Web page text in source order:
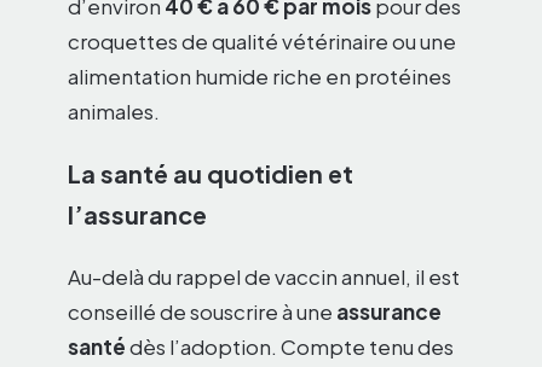
d’environ 40 € à 60 € par moispour des
croquettes de qualité vétérinaire ou une
alimentation humide riche en protéines
animales.
La santé au quotidien et
l’assurance
Au-delà du rappel de vaccin annuel, il est
conseillé de souscrire à une assurance
santédès l’adoption. Compte tenu des